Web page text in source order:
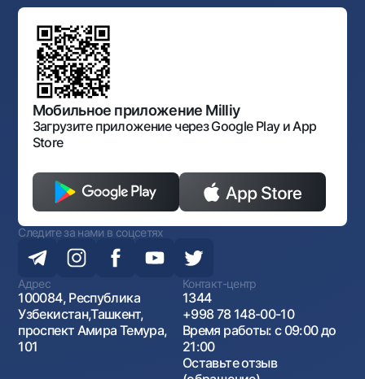
Противодействие коррупции
Фирменный стиль
Карта сайта
Офисы и банкоматы
Согласие на обработку персональных данных
Галерея изобразительного искусства Узбекистана
Типовые договоры
Обсуждение проектов нормативно-правовых
документов
Нормативно-правовые документы
Порядок и режим работы НБУ
Открытые данные
Антимонопольный комплаенс
Мобильное приложение Milliy
Загрузите приложение через Google Play и App
Store
Следите за нами в соцсетях
Адрес
100084, Республика
Узбекистан,Ташкент,
проспект Амира Темура,
101
Контакт-центр
1344
+998 78 148-00-10
Время работы: с 09:00 до
21:00
Оставьте отзыв